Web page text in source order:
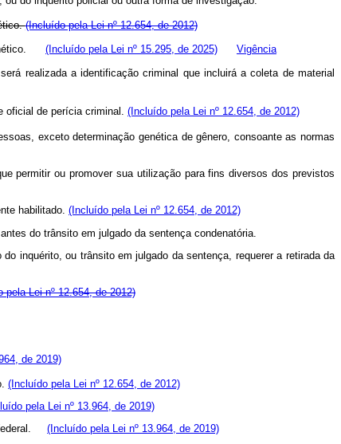
(Incluído pela Lei nº 12.654, de 2012)
(Incluído pela Lei nº 15.295, de 2025)
Vigência
realizada a identificação criminal que incluirá a coleta de material
oficial de perícia criminal. (Incluído pela Lei nº 12.654, de 2012)
exceto determinação genética de gênero, consoante as normas
permitir ou promover sua utilização para fins diversos dos previstos
habilitado. (Incluído pela Lei nº 12.654, de 2012)
do trânsito em julgado da sentença condenatória.
inquérito, ou trânsito em julgado da sentença, requerer a retirada da
pela Lei nº 12.654, de 2012)
de 2019)
(Incluído pela Lei nº 12.654, de 2012)
pela Lei nº 13.964, de 2019)
federal. (Incluído pela Lei nº 13.964, de 2019)